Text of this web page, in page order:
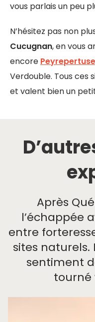
vous parlais un peu
N’hésitez pas non
Cucugnan, en vous
encore Peyrepertuse
Verdouble. Tous ces
et valent bien un
Après
l’échappée
entre
sites naturels.
sentiment
tourné